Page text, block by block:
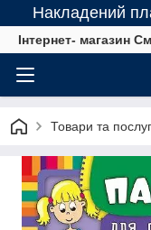
Накладений
Інтернет- магазин
Товари та